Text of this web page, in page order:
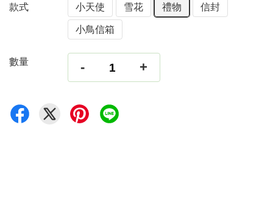
款式 小天使 雪花 禮物 信封
小鳥信箱
數量 - +